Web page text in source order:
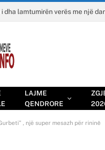
dha lamtumirën verës me një
LAJME
QENDRORE
, një super mesazh për rininê